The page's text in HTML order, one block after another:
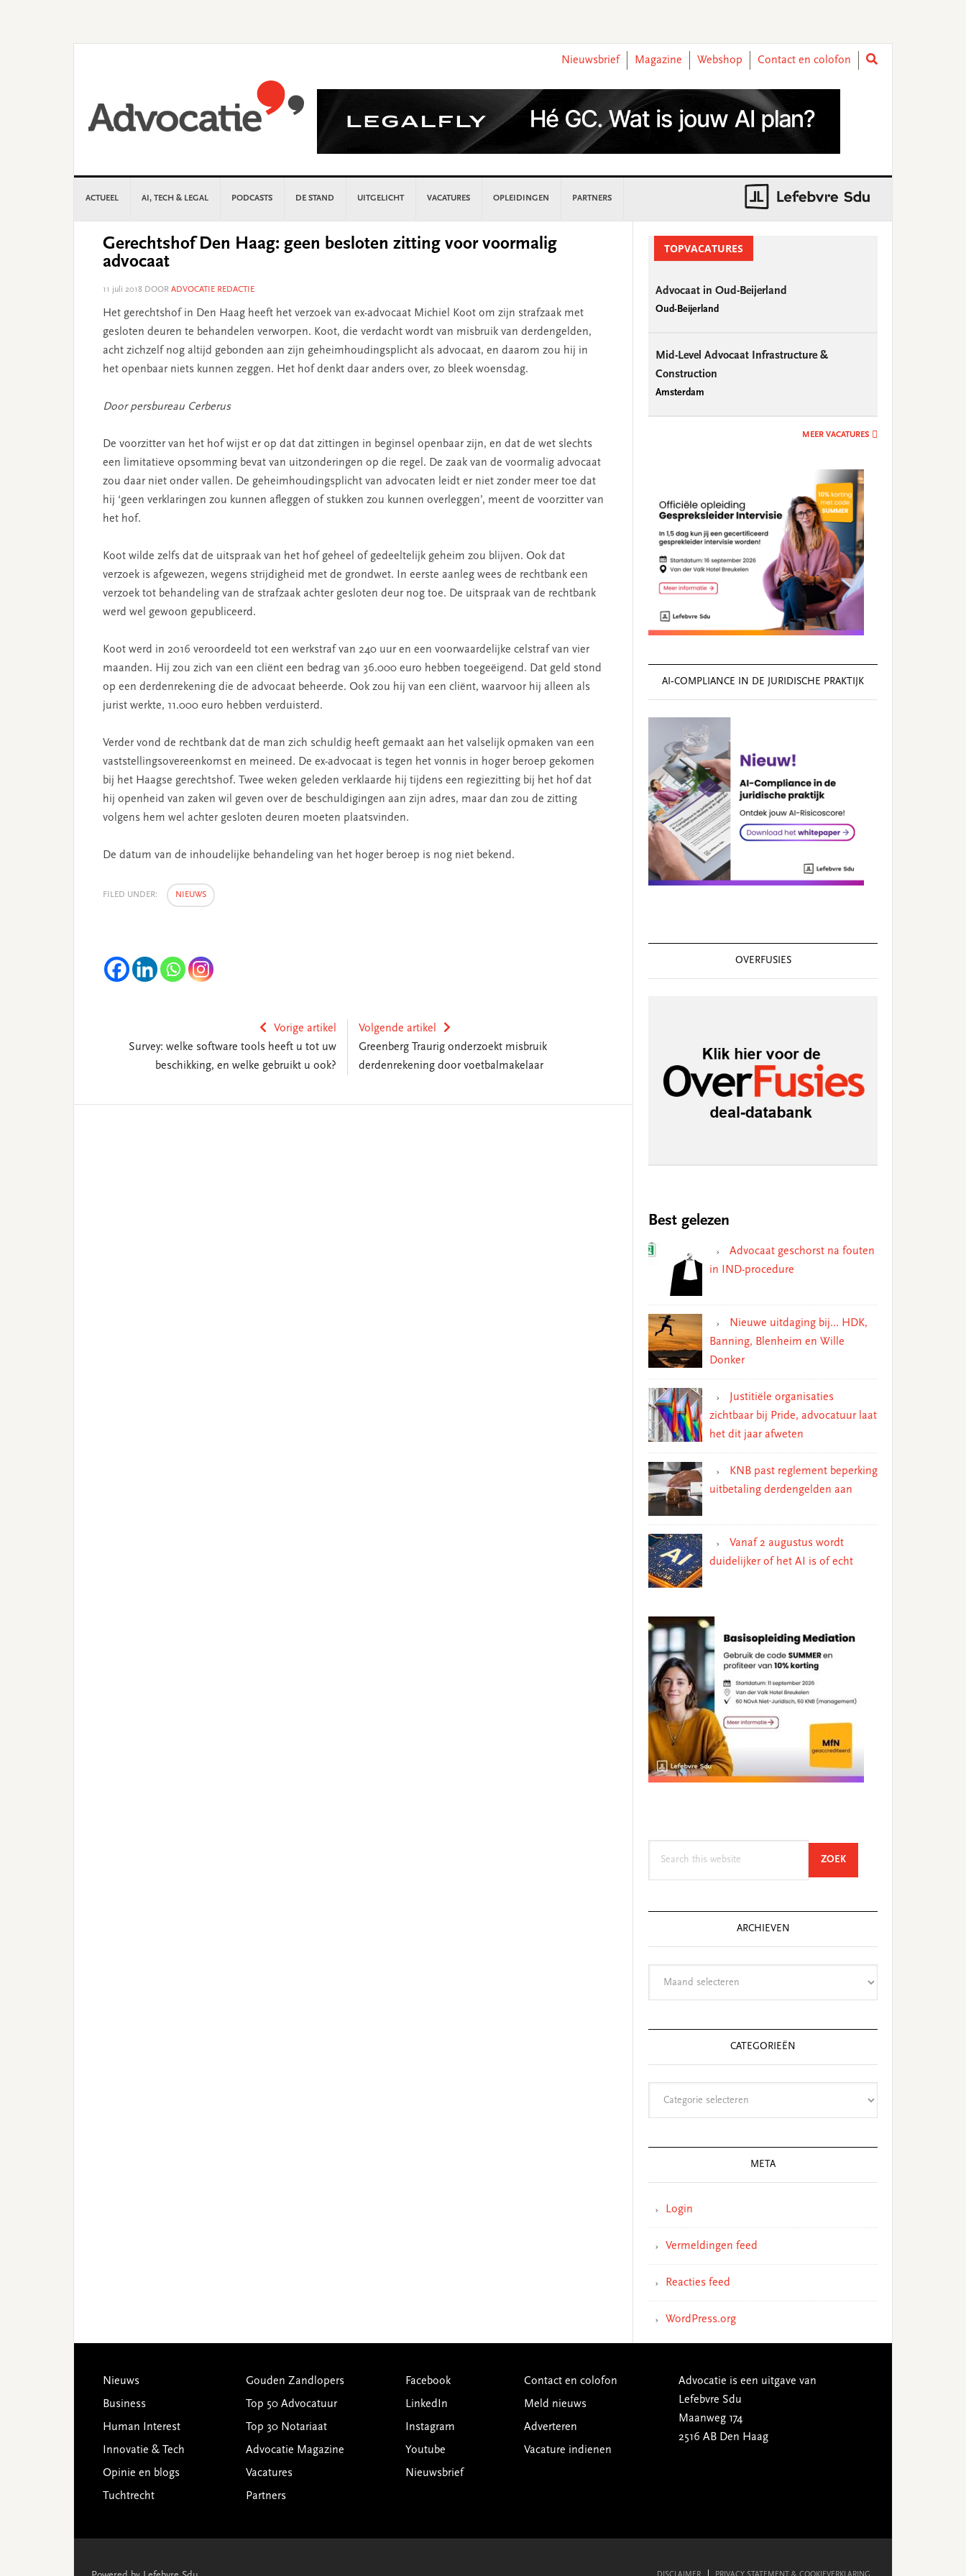
Nieuwsbrief
Magazine Webshop Contact en colofon
ACTUEEL AI, TECH & LEGAL PODCASTS DE STAND UITGELICHT VACATURES OPLEIDINGEN PARTNERS
Gerechtshof Den Haag: geen besloten zitting voor voormalig
advocaat
11 juli 2018 DOOR ADVOCATIE REDACTIE
Het gerechtshof in Den Haag heeft het verzoek van ex-advocaat Michiel Koot om zijn strafzaak met
gesloten deuren te behandelen verworpen. Koot, die verdacht wordt van misbruik van derdengelden,
acht zichzelf nog altijd gebonden aan zijn geheimhoudingsplicht als advocaat, en daarom zou hij in
het openbaar niets kunnen zeggen. Het hof denkt daar anders over, zo bleek woensdag.
Door persbureau Cerberus
De voorzitter van het hof wijst er op dat dat zittingen in beginsel openbaar zijn, en dat de wet slechts
een limitatieve opsomming bevat van uitzonderingen op die regel. De zaak van de voormalig advocaat
zou daar niet onder vallen. De geheimhoudingsplicht van advocaten leidt er niet zonder meer toe dat
hij ‘geen verklaringen zou kunnen afleggen of stukken zou kunnen overleggen’, meent de voorzitter van
het hof.
Koot wilde zelfs dat de uitspraak van het hof geheel of gedeeltelijk geheim zou blijven. Ook dat
verzoek is afgewezen, wegens strijdigheid met de grondwet. In eerste aanleg wees de rechtbank een
verzoek tot behandeling van de strafzaak achter gesloten deur nog toe. De uitspraak van de rechtbank
werd wel gewoon gepubliceerd.
Koot werd in 2016 veroordeeld tot een werkstraf van 240 uur en een voorwaardelijke celstraf van vier
maanden. Hij zou zich van een cliënt een bedrag van 36.000 euro hebben toegeëigend. Dat geld stond
op een derdenrekening die de advocaat beheerde. Ook zou hij van een cliënt, waarvoor hij alleen als
jurist werkte, 11.000 euro hebben verduisterd.
Verder vond de rechtbank dat de man zich schuldig heeft gemaakt aan het valselijk opmaken van een
vaststellingsovereenkomst en meineed. De ex-advocaat is tegen het vonnis in hoger beroep gekomen
bij het Haagse gerechtshof. Twee weken geleden verklaarde hij tijdens een regiezitting bij het hof dat
hij openheid van zaken wil geven over de beschuldigingen aan zijn adres, maar dan zou de zitting
volgens hem wel achter gesloten deuren moeten plaatsvinden.
De datum van de inhoudelijke behandeling van het hoger beroep is nog niet bekend.
FILED UNDER: NIEUWS
Vorige artikel
Survey: welke software tools heeft u tot uw
beschikking, en welke gebruikt u ook?
Volgende artikel
Greenberg Traurig onderzoekt misbruik
derdenrekening door voetbalmakelaar
SidebarTOPVACATURES
Advocaat in Oud-Beijerland
Oud-Beijerland
Mid-Level Advocaat Infrastructure &
Construction
Amsterdam
MEER VACATURES
AI‑COMPLIANCE IN DE JURIDISCHE PRAKTIJK
OVERFUSIES
Best gelezen
Advocaat geschorst na fouten
in IND-procedure
Nieuwe uitdaging bij… HDK,
Banning, Blenheim en Wille
Donker
Justitiële organisaties
zichtbaar bij Pride, advocatuur laat
het dit jaar afweten
KNB past reglement beperking
uitbetaling derdengelden aan
Vanaf 2 augustus wordt
duidelijker of het AI is of echt
ZOEKSEARCH
ARCHIEVEN
CATEGORIEËN
META
Login
Vermeldingen feed
Reacties feed
WordPress.org
Footer
Nieuws
Business
Human Interest
Innovatie & Tech
Opinie en blogs
Tuchtrecht
Gouden Zandlopers
Top 50 Advocatuur
Top 30 Notariaat
Advocatie Magazine
Vacatures
Partners
Facebook
LinkedIn
Instagram
Youtube
Nieuwsbrief
Contact en colofon
Meld nieuws
Adverteren
Vacature indienen
Advocatie is een uitgave van
Lefebvre Sdu
Maanweg 174
2516 AB Den Haag